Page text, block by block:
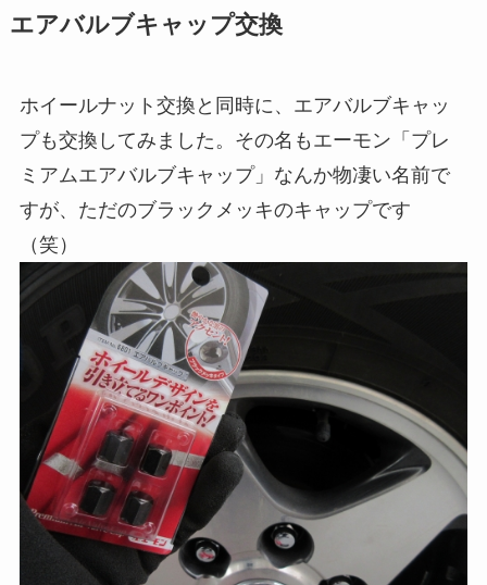
エアバルブキャップ交換
ホイールナット交換と同時に、エアバルブキャッ
プも交換してみました。その名もエーモン「プレ
ミアムエアバルブキャップ」なんか物凄い名前で
すが、ただのブラックメッキのキャップです
（笑）